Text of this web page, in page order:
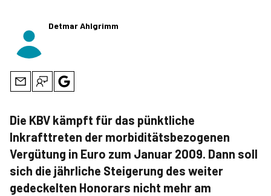
Detmar Ahlgrimm
Die KBV kämpft für das pünktliche
Inkrafttreten der morbiditätsbezogenen
Vergütung in Euro zum Januar 2009. Dann soll
sich die jährliche Steigerung des weiter
gedeckelten Honorars nicht mehr am